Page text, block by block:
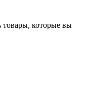
товары, которые вы